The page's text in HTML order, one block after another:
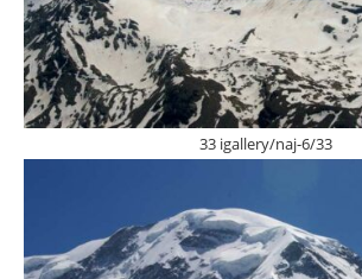
33 igallery/naj-6/33